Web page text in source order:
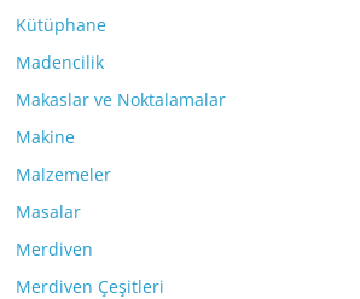
Kütüphane
Madencilik
Makaslar ve Noktalamalar
Makine
Malzemeler
Masalar
Merdiven
Merdiven Çeşitleri